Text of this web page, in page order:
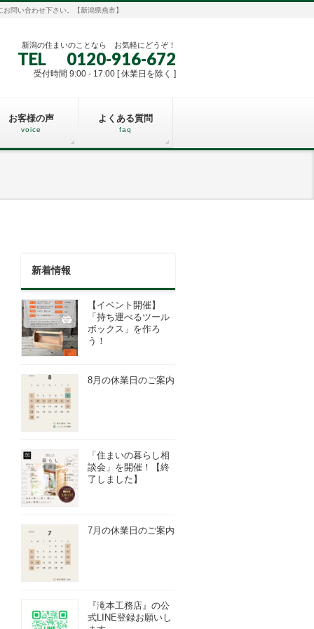
問い合わせ下さい。【新潟県燕市】
新潟の住まいのことなら お気軽にどうぞ！
TEL 0120-916-672
受付時間 9:00 - 17:00 [ 休業日を除く ]
お客様の声
voice
よくある質問
faq
新着情報
【イベント開催】
「持ち運べるツール
ボックス」を作ろ
う！
8月の休業日のご案内
「住まいの暮らし相
談会」を開催！【終
了しました】
7月の休業日のご案内
『滝本工務店』の公
式LINE登録お願いし